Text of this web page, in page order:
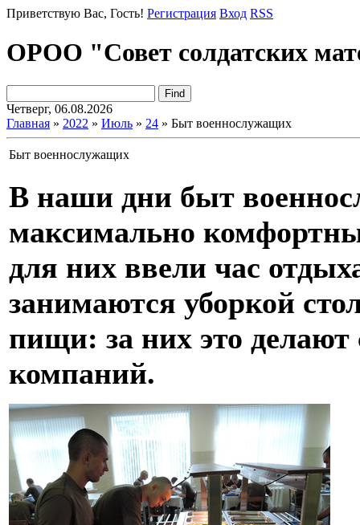
Приветствую Вас, Гость! Регистрация Вход RSS
ОРОО "Совет солдатских
Четверг, 06.08.2026
Главная » 2022 » Июль » 24 » Быт военнослужащих
Быт военнослужащих
В наши дни быт
максимально
для них ввели час
занимаются уборкой
пищи: за них это делают
компаний.